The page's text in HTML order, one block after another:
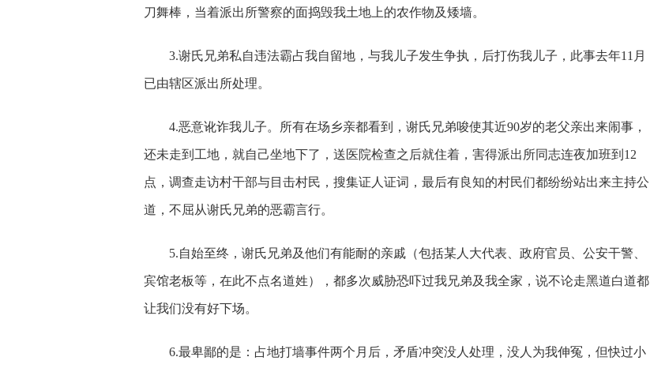
刀舞棒，当着派出所警察的面捣毁我土地上的农作物及矮墙。
3.谢氏兄弟私自违法霸占我自留地，与我儿子发生争执，后打伤我儿子，此事去年11月
已由辖区派出所处理。
4.恶意讹诈我儿子。所有在场乡亲都看到，谢氏兄弟唆使其近90岁的老父亲出来闹事，
还未走到工地，就自己坐地下了，送医院检查之后就住着，害得派出所同志连夜加班到12
点，调查走访村干部与目击村民，搜集证人证词，最后有良知的村民们都纷纷站出来主持公
道，不屈从谢氏兄弟的恶霸言行。
5.自始至终，谢氏兄弟及他们有能耐的亲戚（包括某人大代表、政府官员、公安干警、
宾馆老板等，在此不点名道姓），都多次威胁恐吓过我兄弟及我全家，说不论走黑道白道都
让我们没有好下场。
6.最卑鄙的是：占地打墙事件两个月后，矛盾冲突没人处理，没人为我伸冤，但快过小